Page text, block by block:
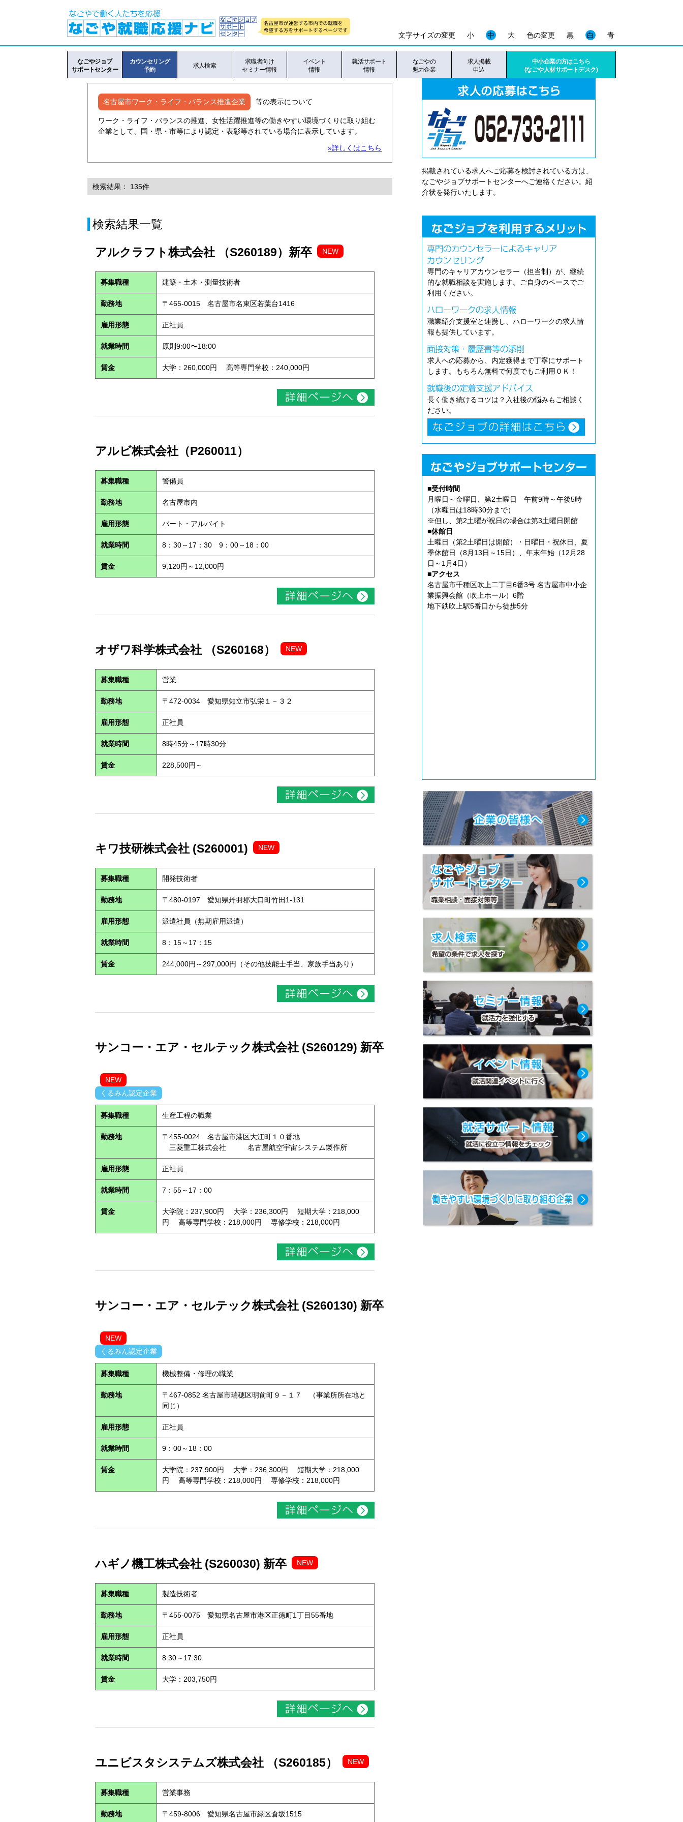
色の変更 黒 白 青
文字サイズの変更 小 中 大
なごやジョブ
サポートセンター
カウンセリング
予約
求人検索
求職者向け
セミナー情報
イベント
情報
就活サポート
情報
なごやの
魅力企業
求人掲載
申込
中小企業の方はこちら
(なごや人材サポートデスク)
名古屋市ワーク・ライフ・バランス推進企業 等の表示について
ワーク・ライフ・バランスの推進、女性活躍推進等の働きやすい環境づくりに取り組む
企業として、国・県・市等により認定・表彰等されている場合に表示しています。
»詳しくはこちら
検索結果： 135件
検索結果一覧
アルクラフト株式会社 （S260189）新卒 NEW
募集職種 建築・土木・測量技術者
勤務地 〒465-0015 名古屋市名東区若葉台1416
雇用形態 正社員
就業時間 原則9:00〜18:00
賃金 大学：260,000円 高等専門学校：240,000円
アルビ株式会社（P260011）
募集職種 警備員
勤務地 名古屋市内
雇用形態 パート・アルバイト
就業時間 8：30～17：30 9：00～18：00
賃金 9,120円～12,000円
オザワ科学株式会社 （S260168） NEW
募集職種 営業
勤務地 〒472-0034 愛知県知立市弘栄１－３２
雇用形態 正社員
就業時間 8時45分～17時30分
賃金 228,500円～
キワ技研株式会社 (S260001) NEW
募集職種 開発技術者
勤務地 〒480-0197 愛知県丹羽郡大口町竹田1-131
雇用形態 派遣社員（無期雇用派遣）
就業時間 8：15～17：15
賃金 244,000円～297,000円（その他技能士手当、家族手当あり）
サンコー・エア・セルテック株式会社 (S260129) 新卒
NEW
くるみん認定企業
募集職種 生産工程の職業
勤務地
〒455-0024 名古屋市港区大江町１０番地
三菱重工株式会社 名古屋航空宇宙システム製作所
雇用形態 正社員
就業時間 7：55～17：00
賃金
大学院：237,900円 大学：236,300円 短期大学：218,000
円 高等専門学校：218,000円 専修学校：218,000円
サンコー・エア・セルテック株式会社 (S260130) 新卒
NEW
くるみん認定企業
募集職種 機械整備・修理の職業
勤務地
〒467-0852 名古屋市瑞穂区明前町９－１７ （事業所所在地と
同じ）
雇用形態 正社員
就業時間 9：00～18：00
賃金
大学院：237,900円 大学：236,300円 短期大学：218,000
円 高等専門学校：218,000円 専修学校：218,000円
ハギノ機工株式会社 (S260030) 新卒 NEW
募集職種 製造技術者
勤務地 〒455-0075 愛知県名古屋市港区正徳町1丁目55番地
雇用形態 正社員
就業時間 8:30～17:30
賃金 大学：203,750円
ユニビスタシステムズ株式会社 （S260185） NEW
募集職種 営業事務
勤務地 〒459-8006 愛知県名古屋市緑区倉坂1515
掲載されている求人へご応募を検討されている方は、
なごやジョブサポートセンターへご連絡ください。紹
介状を発行いたします。
専門のキャリアカウンセラー（担当制）が、継続
的な就職相談を実施します。ご自身のペースでご
利用ください。
職業紹介支援室と連携し、ハローワークの求人情
報も提供しています。
求人への応募から、内定獲得まで丁寧にサポート
します。もちろん無料で何度でもご利用ＯＫ！
長く働き続けるコツは？入社後の悩みもご相談く
ださい。
■受付時間
月曜日～金曜日、第2土曜日 午前9時～午後5時
（水曜日は18時30分まで）
※但し、第2土曜が祝日の場合は第3土曜日開館
■休館日
土曜日（第2土曜日は開館）・日曜日・祝休日、夏
季休館日（8月13日～15日）、年末年始（12月28
日～1月4日）
■アクセス
名古屋市千種区吹上二丁目6番3号 名古屋市中小企
業振興会館（吹上ホール）6階
地下鉄吹上駅5番口から徒歩5分